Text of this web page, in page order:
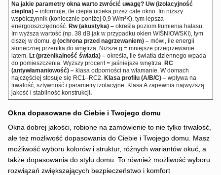
Na jakie parametry okna warto zwrócić uwagę? Uw (izolacyjność
cieplna) – informuje, ile ciepła ucieka przez całe okno. Im niższy
współczynnik (koniecznie poniżej 0,9 W/m²K), tym lepsza
energooszczędność. Rw (akustyka) – określa poziom tłumienia hałasu.
Im wyższa wartość (np. 38 dB jak w przypadku okien WIŚNIOWSKI), tym
ciszej w domu. g (ochrona przed nagrzewaniem) – mówi, ile energii
słonecznej przenika do wnętrza. Niższe g = mniejsze przegrzewanie
latem. Lt (przenikalność światła) – określa, ile światła dziennego wpada
do pomieszczenia. Wyższy procent = jaśniejsze wnętrza. RC
(antywłamaniowość) – klasa odporności na włamanie. W domach
najczęściej stosuje się RC1–RC2. Klasa profilu (A/B/C) – wpływa na
trwałość, sztywność i parametry izolacyjne. Klasa A zapewnia najwyższą
jakość i stabilność konstrukcji.
Okna dopasowane do Ciebie i Twojego domu
Okna dobrej jakości, robione na zamówienie to nie tylko trwałość,
ale też możliwość dopasowania do Ciebie i Twojego domu. Masz
możliwość wyboru kolorów i struktur, różnych wariantów okuć, a
także dopasowania do stylu domu. To również możliwość wyboru
rozwiązań zwiększających bezpieczeństwo i komfort